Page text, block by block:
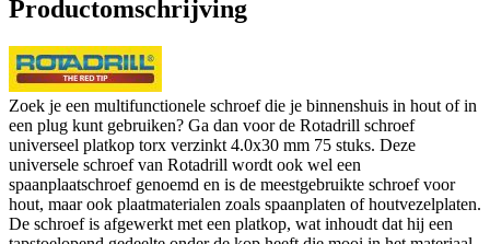
Productomschrijving
Zoek je een multifunctionele schroef die je binnenshuis in hout of in
een plug kunt gebruiken? Ga dan voor de Rotadrill schroef
universeel platkop torx verzinkt 4.0x30 mm 75 stuks. Deze
universele schroef van Rotadrill wordt ook wel een
spaanplaatschroef genoemd en is de meestgebruikte schroef voor
hout, maar ook plaatmaterialen zoals spaanplaten of houtvezelplaten.
De schroef is afgewerkt met een platkop, wat inhoudt dat hij een